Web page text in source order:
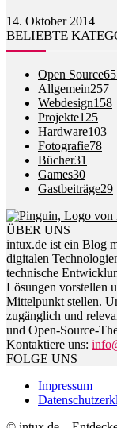
14. Oktober 2014
BELIEBTE
Open Source
Allgemein257
Webdesign158
Projekte125
Hardware103
Fotografie78
Bücher31
Games30
Gastbeiträge29
ÜBER UNS
intux.de ist ein Blog
digitalen
technische
Lösungen vorstellen
Mittelpunkt stellen.
zugänglich und
und Open-Source-
Kontaktiere uns:
FOLGE UNS
Impressum